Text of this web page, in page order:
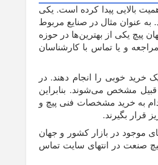
بالایی پیدا کرده است. یکی
به عنوان مثال در صنایع مربوط
پیچ یکی از بهترین‌ها در حوزه
و یا تماس با کارشناسان
خرید خوبی را انجام دهند. در
مشخص می‌شوند. بنابراین
به خرید مشخصات فنی پیچ و
قرار بگیرند.
موجود در بازار کشور و جهان
پیچ صنعت در انتهای سایت تماس